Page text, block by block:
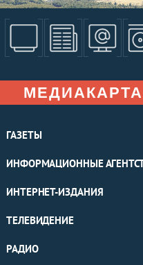
МЕДИАКАРТА
ГАЗЕТЫ
ИНФОРМАЦИОННЫЕ
ИНТЕРНЕТ-ИЗДАНИЯ
ТЕЛЕВИДЕНИЕ
РАДИО